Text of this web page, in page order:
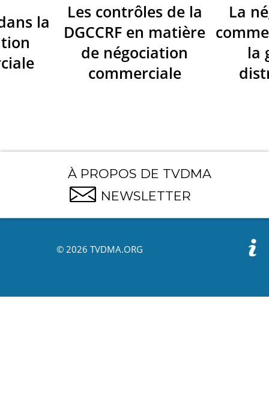
la
Les contrôles de la
DGCCRF en matière
de négociation
commerciale
La
la
À PROPOS DE TVDMA
NEWSLETTER
© 2026 TVDMA.ORG